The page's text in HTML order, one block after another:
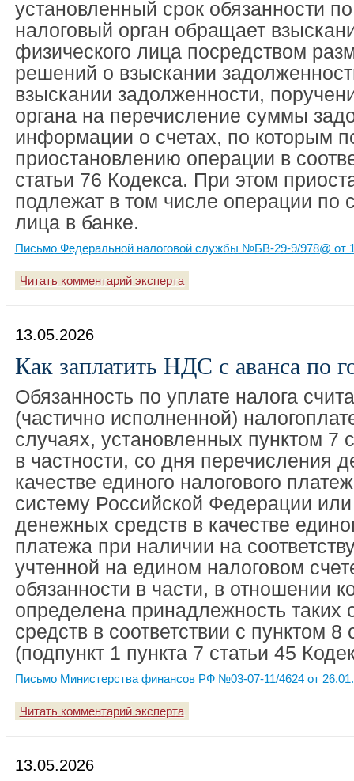
установленный срок обязанности
налоговый орган обращает
физического лица посредством
решений о взыскании
взыскании задолженности,
органа на перечисление суммы
информации о счетах, по которым
приостановлению операции в
статьи 76 Кодекса. При этом
подлежат в том числе операции по
лица в банке.
Письмо Федеральной налоговой службы №БВ-29-9/978@ от
Читать комментарий эксперта
13.05.2026
Как заплатить НДС с аванса по
Обязанность по уплате налога
(частично исполненной)
случаях, установленных пунктом 7
в частности, со дня перечисления
качестве единого налогового
систему Российской Федерации
денежных средств в качестве
платежа при наличии на
учтенной на едином налоговом
обязанности в части, в отношении
определена принадлежность
средств в соответствии с пунктом 8
(подпункт 1 пункта 7 статьи 45
Письмо Министерства финансов РФ №03-07-11/4624 от
Читать комментарий эксперта
13.05.2026